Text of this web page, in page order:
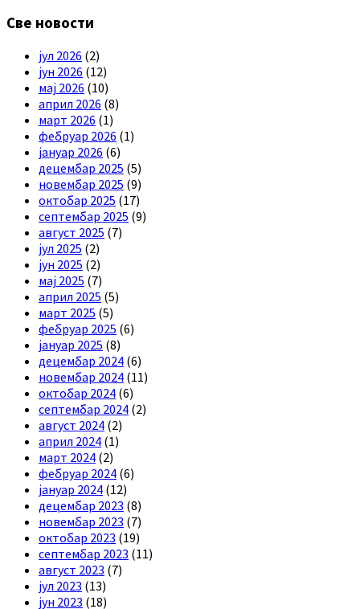
Све новости
јул 2026 (2)
јун 2026 (12)
мај 2026 (10)
април 2026 (8)
март 2026 (1)
фебруар 2026 (1)
јануар 2026 (6)
децембар 2025 (5)
новембар 2025 (9)
октобар 2025 (17)
септембар 2025 (9)
август 2025 (7)
јул 2025 (2)
јун 2025 (2)
мај 2025 (7)
април 2025 (5)
март 2025 (5)
фебруар 2025 (6)
јануар 2025 (8)
децембар 2024 (6)
новембар 2024 (11)
октобар 2024 (6)
септембар 2024 (2)
август 2024 (2)
април 2024 (1)
март 2024 (2)
фебруар 2024 (6)
јануар 2024 (12)
децембар 2023 (8)
новембар 2023 (7)
октобар 2023 (19)
септембар 2023 (11)
август 2023 (7)
јул 2023 (13)
јун 2023 (18)